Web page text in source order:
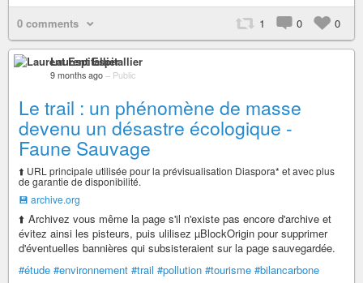
0 comments 1 0 0
Laurent Espitallier
9 months ago – Public
Le trail : un phénomène de masse
devenu un désastre écologique -
Faune Sauvage
⬆️ URL principale utilisée pour la prévisualisation Diaspora* et avec plus
de garantie de disponibilité.
💾 archive.org
⬆️ Archivez vous même la page s'il n'existe pas encore d'archive et
évitez ainsi les pisteurs, puis ulilisez µBlockOrigin pour supprimer
d'éventuelles bannières qui subsisteraient sur la page sauvegardée.
#étude #environnement #trail #pollution #tourisme #bilancarbone